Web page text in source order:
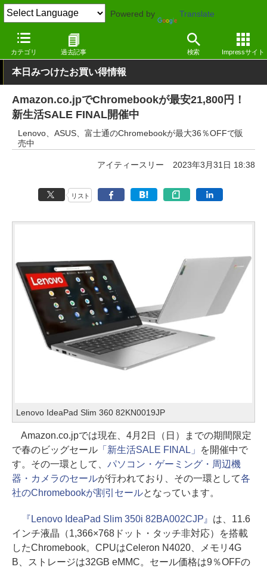
Powered by Translate
カテゴリ 過去記事 検索 Impressサイト
窓の杜 システム・ファイル その他
本日みつけたお買い得情報
Amazon.co.jpでChromebookが最安21,800円！
新生活SALE FINAL開催中
Lenovo、ASUS、富士通のChromebookが最大36％OFFで販
売中
アイティースリー 2023年3月31日 18:38
リスト
Lenovo IdeaPad Slim 360 82KN0019JP
Amazon.co.jpでは現在、4月2日（日）までの期間限定
で春のビッグセール「新生活SALE FINAL」
を開催中で
す。その一環として、 パソコン・ゲーミング・周辺機
器・カメラのセールが行われており、その一環として各
社のChromebookが割引セールとなっています。
『Lenovo IdeaPad Slim 350i 82BA002CJP』 は、11.6
インチ液晶（1,366×768ドット・タッチ非対応）を搭載
したChromebook。CPUはCeleron N4020、メモリ4G
B、ストレージは32GB eMMC。セール価格は9％OFFの